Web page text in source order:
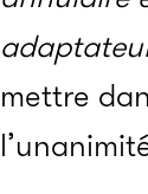
mettre